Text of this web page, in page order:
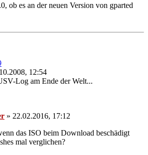
ob es an der neuen Version von gparted
12:54
Log am Ende der Welt...
» 22.02.2016, 17:12
das ISO beim Download beschädigt
mal verglichen?